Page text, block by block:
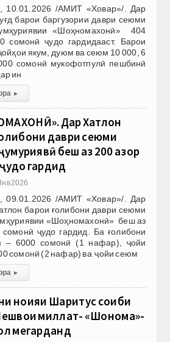
/АМИТ «Ховар»/. Дар
барои баргузории даври сеюми
«Шоҳномахонӣ» 404
сомонӣ ҷудо гардидааст. Барои
якум, дуюм ва сеюм 10 000, 6
сомонӣ мукофотпулӣ пешбинӣ
ин
▸
Дар Хатлон
даври сеюми
беш аз 200 ҳазор
гардид
2026
/АМИТ «Ховар»/. Дар
барои ғолибони даври сеюми
«Шоҳномахонӣ» беш аз
сомонӣ ҷудо гардид. Ба ғолибони
– 6000 сомонӣ (1 нафар), ҷойи
сомонӣ (2 нафар) ва ҷойи сеюм
▸
ноҳияи Шаҳритус соҳиби
миллат- «Шоҳнома»-
мегарданд